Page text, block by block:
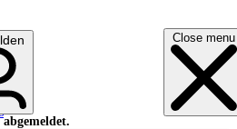
Close menu
abgemeldet.